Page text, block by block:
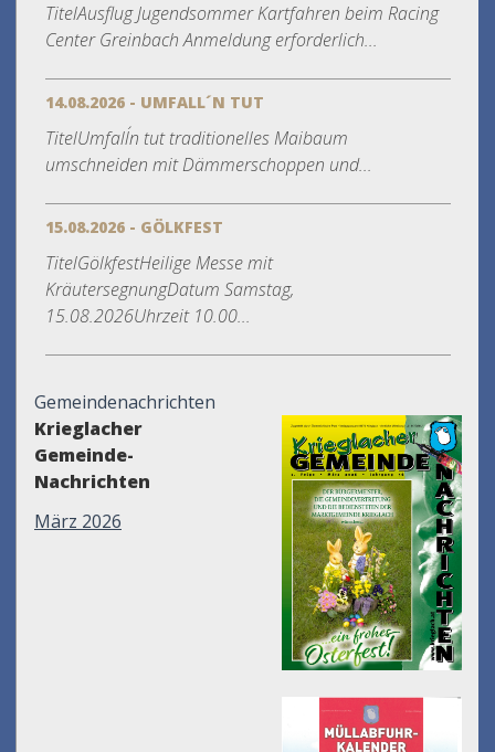
TitelAusflug Jugendsommer Kartfahren beim Racing
Center Greinbach Anmeldung erforderlich...
14.08.2026 - UMFALL´N TUT
TitelUmfall´n tut traditionelles Maibaum
umschneiden mit Dämmerschoppen und...
15.08.2026 - GÖLKFEST
TitelGölkfestHeilige Messe mit
KräutersegnungDatum Samstag,
15.08.2026Uhrzeit 10.00...
Gemeindenachrichten
Krieglacher
Gemeinde-
Nachrichten
März 2026